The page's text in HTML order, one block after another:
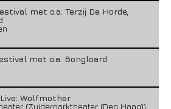
met o.a. Terzij De Horde,
met o.a. Bongloard
Wolfmother
(Zuiderparktheater (Den Haag))